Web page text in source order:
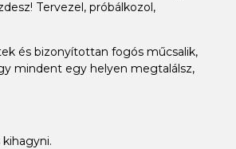
Tervezel, próbálkozol,
és bizonyítottan fogós műcsalik,
mindent egy helyen megtalálsz,